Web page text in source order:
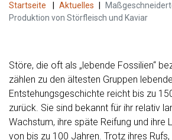
Startseite Aktuelles
Produktion von Störfleisch und Kaviar
Störe, die oft als „lebende Fossilien“
zählen zu den ältesten Gruppen
Entstehungsgeschichte reicht bis zu
zurück. Sie sind bekannt für ihr relativ
Wachstum, ihre späte Reifung und ihre
von bis zu 100 Jahren. Trotz ihres Rufs,